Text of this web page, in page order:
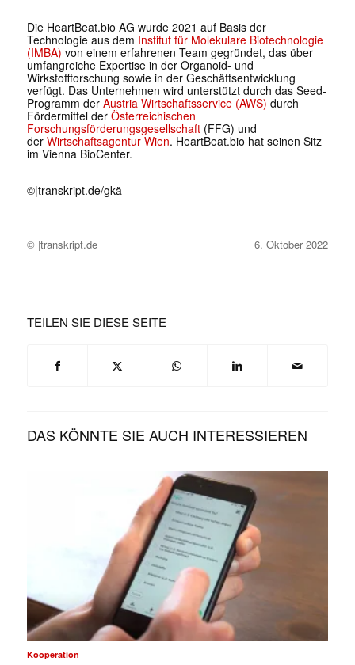
Die HeartBeat.bio AG wurde 2021 auf Basis der
Technologie aus dem Institut für Molekulare Biotechnologie
(IMBA) von einem erfahrenen Team gegründet, das über
umfangreiche Expertise in der Organoid- und
Wirkstoffforschung sowie in der Geschäftsentwicklung
verfügt. Das Unternehmen wird unterstützt durch das Seed-
Programm der Austria Wirtschaftsservice (AWS) durch
Fördermittel der Österreichischen
Forschungsförderungsgesellschaft(FFG) und
der Wirtschaftsagentur Wien. HeartBeat.bio hat seinen Sitz
im Vienna BioCenter.
©|transkript.de/gkä
© |transkript.de 6. Oktober 2022
TEILEN SIE DIESE SEITE
DAS KÖNNTE SIE AUCH INTERESSIEREN
Kooperation